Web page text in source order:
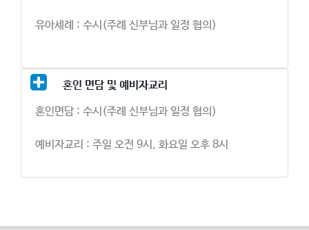
유아세례 : 수시(주례 신부님과 일정 협의)
혼인 면담 및 예비자교리
혼인면담 : 수시(주례 신부님과 일정 협의)
예비자교리 : 주일 오전 9시, 화요일 오후 8시